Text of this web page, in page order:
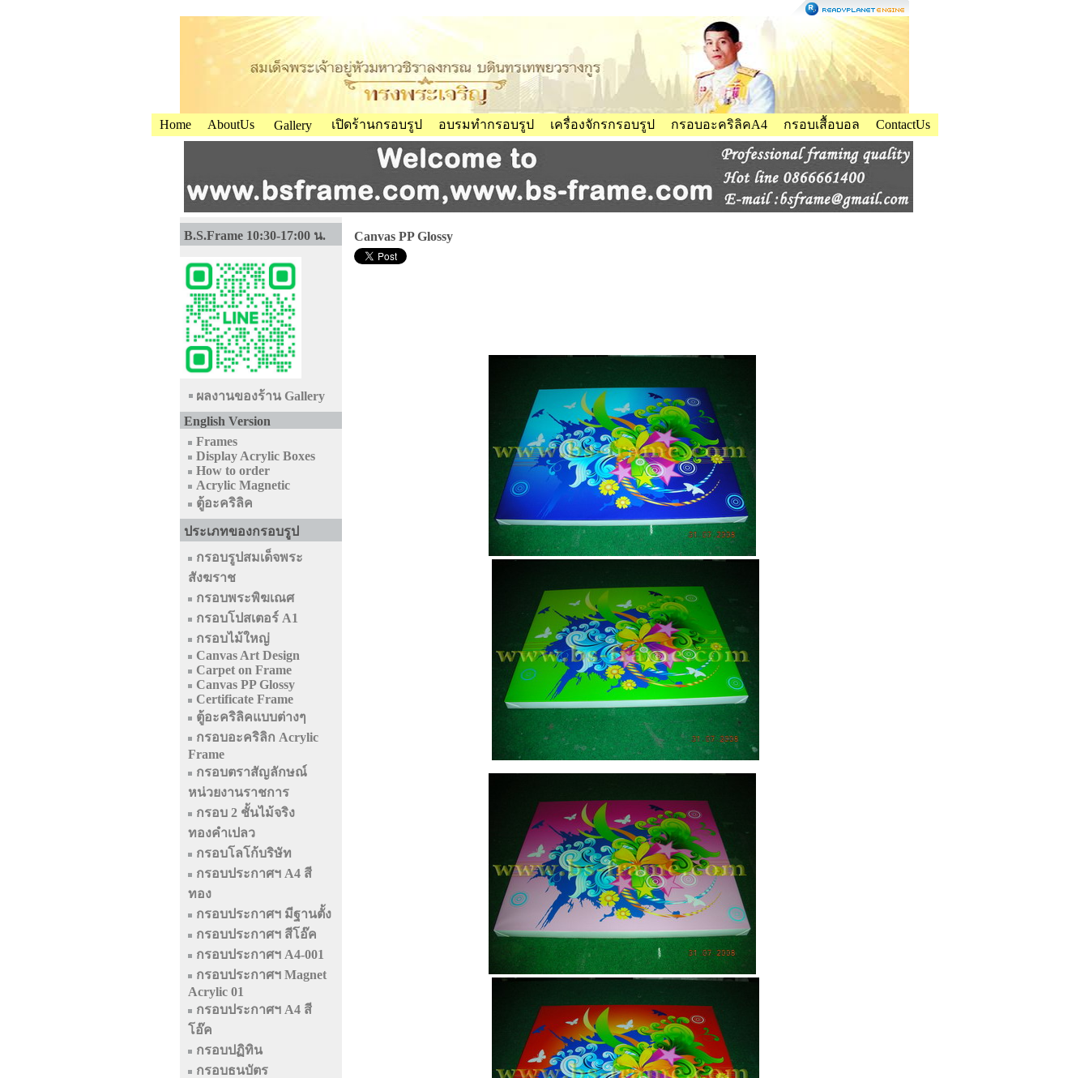
Home AboutUs Gallery เปิดร้านกรอบรูป อบรมทำกรอบรูป เครื่องจักรกรอบรูป กรอบอะคริลิคA4 กรอบเสื้อบอล ContactUs
B.S.Frame 10:30-17:00 น.
ผลงานของร้าน Gallery
English Version
Frames
Display Acrylic Boxes
How to order
Acrylic Magnetic
ตู้อะคริลิค
ประเภทของกรอบรูป
กรอบรูปสมเด็จพระ
สังฆราช
กรอบพระพิฆเณศ
กรอบโปสเตอร์ A1
กรอบไม้ใหญ่
Canvas Art Design
Carpet on Frame
Canvas PP Glossy
Certificate Frame
ตู้อะคริลิคแบบต่างๆ
กรอบอะคริลิก Acrylic
Frame
กรอบตราสัญลักษณ์
หน่วยงานราชการ
กรอบ 2 ชั้นไม้จริง
ทองคำเปลว
กรอบโลโก้บริษัท
กรอบประกาศฯ A4 สี
ทอง
กรอบประกาศฯ มีฐานตั้ง
กรอบประกาศฯ สีโอ๊ค
กรอบประกาศฯ A4-001
กรอบประกาศฯ Magnet
Acrylic 01
กรอบประกาศฯ A4 สี
โอ๊ค
กรอบปฏิทิน
กรอบธนบัตร
Canvas PP Glossy
CANVAS PP GLOSSY